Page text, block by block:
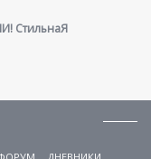
СтильнаЯ